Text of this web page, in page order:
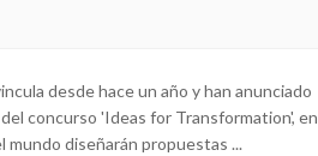
desde hace un año y han anunciado
concurso 'Ideas for Transformation', en
mundo diseñarán propuestas ...